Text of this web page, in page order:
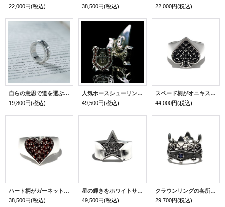
22,000円(税込)
38,500円(税込)
22,000円(税込)
自らの意思で道を選ぶ大切さが刻まれた人気メッセージリング「your fate ring（シルバー）」
19,800円(税込)
人気ホースシューリング「シャドウクロスホースシューリング（ガーネット）」
49,500円(税込)
スペード柄がオニキスで装飾された人気シルバーリング「スタイル オブ スペードリング」
44,000円(税込)
ハート柄がガーネットで装飾された人気シルバーリング「スタイル オブ ハートリング」
38,500円(税込)
星の輝きをホワイトサファイアで表現したシルバーリング「スターライトリング」
49,500円(税込)
クラウンリングの各所に百合の紋章が加えられたシルバーリング「リリークラウンリング」
29,700円(税込)